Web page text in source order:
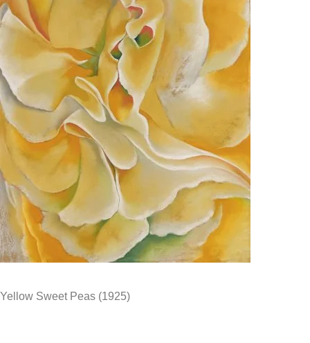
Yellow Sweet Peas (1925)